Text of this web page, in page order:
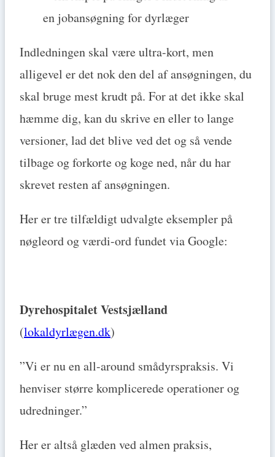
Indledningen skal være ultra-kort, men
alligevel er det nok den del af ansøgningen, du
skal bruge mest krudt på. For at det ikke skal
hæmme dig, kan du skrive en eller to lange
versioner, lad det blive ved det og så vende
tilbage og forkorte og koge ned, når du har
skrevet resten af ansøgningen.
Her er tre tilfældigt udvalgte eksempler på
nøgleord og værdi-ord fundet via Google:
Dyrehospitalet Vestsjælland
(lokaldyrlægen.dk)
”Vi er nu en all-around smådyrspraksis. Vi
henviser større komplicerede operationer og
udredninger.”
Her er altså glæden ved almen praksis,